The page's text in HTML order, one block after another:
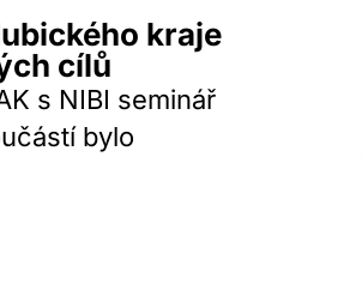
kraje
cílů
s NIBI seminář
bylo